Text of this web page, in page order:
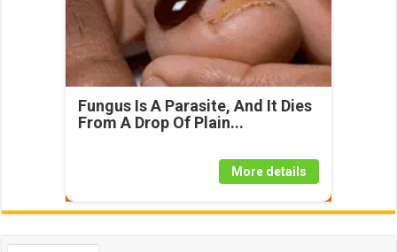
Fungus Is A Parasite, And It Dies
From A Drop Of Plain...
More details